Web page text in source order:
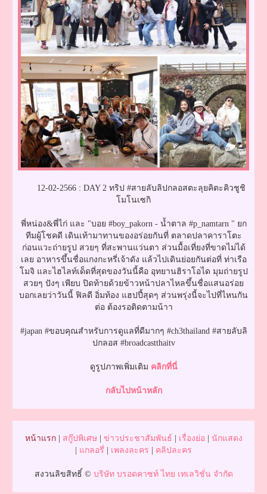
12-02-2566 : DAY 2 ทริป #สายลับลิปกลอสตะลุยคิตะคิวชูชิ
โมโนเซกิ
พี่หน่อง&พี่ไก่ และ "บอย #boy_pakorn - น้ำตาล #p_namtarn " ยก
ทีมผู้โชคดี เดินเท้ามาทานของอร่อยกันที่ ตลาดปลาคาราโตะ
ก่อนแวะถ่ายรูป สวยๆ ที่สะพานแว่นตา ส่วนมื้อเที่ยงที่ขาดไม่ได้
เลย อาหารขึ้นชื่อแกงกะหรี่เจ้าดัง แล้วไปเดินย่อยกันต่อที่ ท่าเรือ
โมจิ และไฮไลท์เด็ดที่สุดของวันนี้คือ อุทยานฮิราโอได มุมถ่ายรูป
สวยๆ ปังๆ เพียบ ปิดท้ายด้วยข้าวหน้าปลาไหลขึ้นชื่อแสนอร่อย
บอกเลยว่าวันนี้ ฟิลดี อิ่มท้อง แฮปปี้สุดๆ ส่วนพรุ่งนี้จะไปที่ไหนกัน
ต่อ ต้องรอติดตามน้าา
#japan #ขอบคุณสำหรับการดูแลที่ดีมากๆ #ch3thailand #สายลับลิ
ปกลอส #broadcastthaitv
ดูรูปภาพเพิ่มเติม คลิกที่นี่
กลับไปหน้าหลัก
หน้าแรก| สกู๊ปพิเศษ| ข่าวประชาสัมพันธ์ เรื่องย่อ| นักแสดง
แกลอรี่ เพลงละคร คลิปละคร
สงวนลิขสิทธิ์ © บริษัท บรอดคาซท์ ไทย เทเลวิชั่น จำกัด